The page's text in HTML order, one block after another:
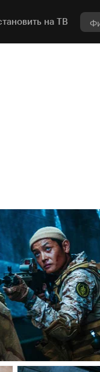
на ТВ